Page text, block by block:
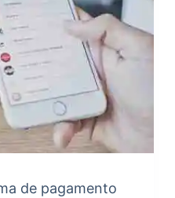
de pagamento